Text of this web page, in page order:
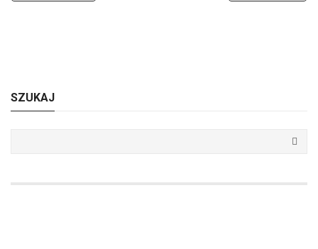
SZUKAJ